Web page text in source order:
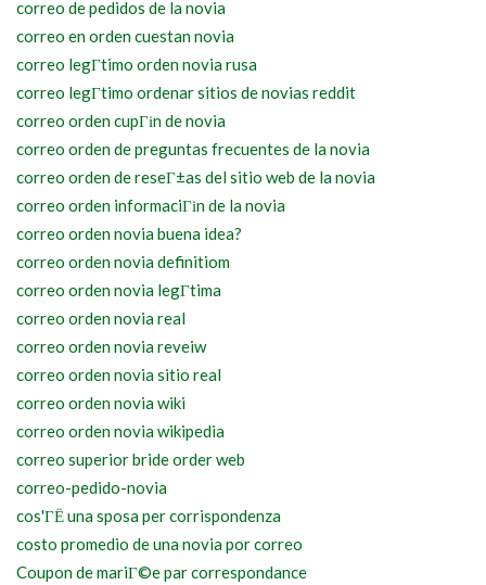
correo de pedidos de la novia
correo en orden cuestan novia
correo legГ­timo orden novia rusa
correo legГ­timo ordenar sitios de novias reddit
correo orden cupГіn de novia
correo orden de preguntas frecuentes de la novia
correo orden de reseГ±as del sitio web de la novia
correo orden informaciГіn de la novia
correo orden novia buena idea?
correo orden novia definitiom
correo orden novia legГ­tima
correo orden novia real
correo orden novia reveiw
correo orden novia sitio real
correo orden novia wiki
correo orden novia wikipedia
correo superior bride order web
correo-pedido-novia
cos'ГЁ una sposa per corrispondenza
costo promedio de una novia por correo
Coupon de mariГ©e par correspondance